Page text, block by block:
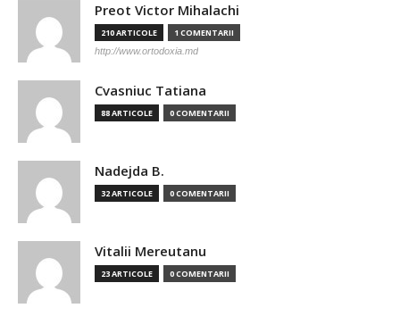
Preot Victor Mihalachi
210 ARTICOLE 1 COMENTARII
http://www.ortodoxia.md
Cvasniuc Tatiana
88 ARTICOLE 0 COMENTARII
Nadejda B.
32 ARTICOLE 0 COMENTARII
Vitalii Mereutanu
23 ARTICOLE 0 COMENTARII